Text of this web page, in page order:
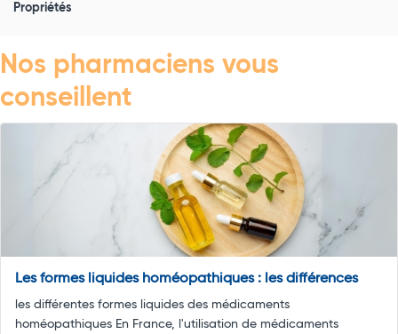
Propriétés
Nos pharmaciens vous
conseillent
Les formes liquides homéopathiques : les différences
les différentes formes liquides des médicaments
homéopathiques En France, l'utilisation de médicaments